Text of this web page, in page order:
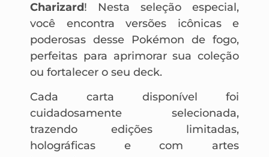
Charizard! Nesta seleção especial,
você encontra versões icônicas e
poderosas desse Pokémon de fogo,
perfeitas para aprimorar sua coleção
ou fortalecer o seu deck.
Cada carta disponível foi
cuidadosamente selecionada,
trazendo edições limitadas,
holográficas e com artes